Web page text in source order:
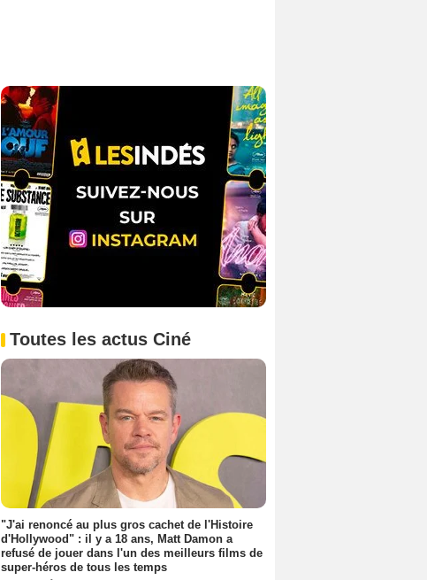
Toutes les actus Ciné
"J'ai renoncé au plus gros cachet de l'Histoire
d'Hollywood" : il y a 18 ans, Matt Damon a
refusé de jouer dans l'un des meilleurs films de
super-héros de tous les temps